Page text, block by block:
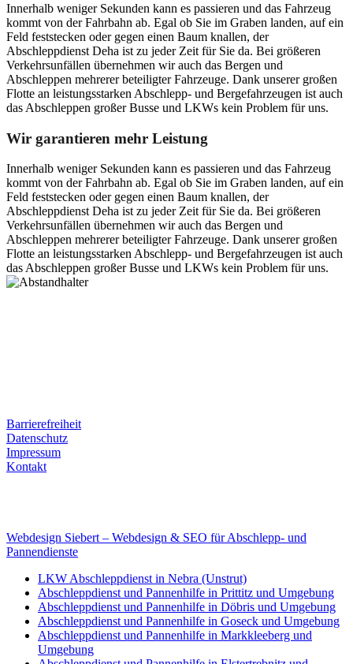
Innerhalb weniger Sekunden kann es passieren und das Fahrzeug
kommt von der Fahrbahn ab. Egal ob Sie im Graben landen, auf ein
Feld feststecken oder gegen einen Baum knallen, der
Abschleppdienst Deha ist zu jeder Zeit für Sie da. Bei größeren
Verkehrsunfällen übernehmen wir auch das Bergen und
Abschleppen mehrerer beteiligter Fahrzeuge. Dank unserer großen
Flotte an leistungsstarken Abschlepp- und Bergefahrzeugen ist auch
das Abschleppen großer Busse und LKWs kein Problem für uns.
Wir garantieren mehr Leistung
Innerhalb weniger Sekunden kann es passieren und das Fahrzeug
kommt von der Fahrbahn ab. Egal ob Sie im Graben landen, auf ein
Feld feststecken oder gegen einen Baum knallen, der
Abschleppdienst Deha ist zu jeder Zeit für Sie da. Bei größeren
Verkehrsunfällen übernehmen wir auch das Bergen und
Abschleppen mehrerer beteiligter Fahrzeuge. Dank unserer großen
Flotte an leistungsstarken Abschlepp- und Bergefahrzeugen ist auch
das Abschleppen großer Busse und LKWs kein Problem für uns.
Barrierefreiheit
Datenschutz
Impressum
Kontakt
Webdesign Siebert – Webdesign & SEO für Abschlepp- und
Pannendienste
LKW Abschleppdienst in Nebra (Unstrut)
Abschleppdienst und Pannenhilfe in Prittitz und Umgebung
Abschleppdienst und Pannenhilfe in Döbris und Umgebung
Abschleppdienst und Pannenhilfe in Goseck und Umgebung
Abschleppdienst und Pannenhilfe in Markkleeberg und
Umgebung